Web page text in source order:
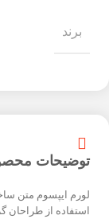
توضیحات
لورم ایپسوم متن
استفاده از طراحان
برند